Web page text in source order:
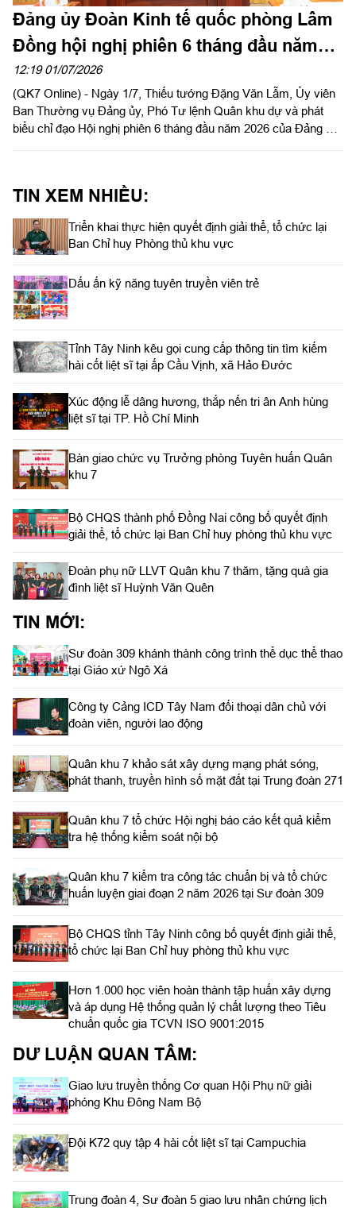
Đảng ủy Đoàn Kinh tế quốc phòng Lâm
Đồng hội nghị phiên 6 tháng đầu năm
2026
12:19 01/07/2026
(QK7 Online) - Ngày 1/7, Thiếu tướng Đặng Văn Lẫm, Ủy viên
Ban Thường vụ Đảng ủy, Phó Tư lệnh Quân khu dự và phát
biểu chỉ đạo Hội nghị phiên 6 tháng đầu năm 2026 của Đảng ủy
TIN XEM NHIỀU:
Triển khai thực hiện quyết định giải thể, tổ chức lại
Ban Chỉ huy Phòng thủ khu vực
Dấu ấn kỹ năng tuyên truyền viên trẻ
Tỉnh Tây Ninh kêu gọi cung cấp thông tin tìm kiếm
hài cốt liệt sĩ tại ấp Cầu Vịnh, xã Hảo Đước
Xúc động lễ dâng hương, thắp nến tri ân Anh hùng
liệt sĩ tại TP. Hồ Chí Minh
Bàn giao chức vụ Trưởng phòng Tuyên huấn Quân
khu 7
Bộ CHQS thành phố Đồng Nai công bố quyết định
giải thể, tổ chức lại Ban Chỉ huy phòng thủ khu vực
Đoàn phụ nữ LLVT Quân khu 7 thăm, tặng quà gia
đình liệt sĩ Huỳnh Văn Quên
TIN MỚI:
Sư đoàn 309 khánh thành công trình thể dục thể thao
tại Giáo xứ Ngô Xá
Công ty Cảng ICD Tây Nam đối thoại dân chủ với
đoàn viên, người lao động
Quân khu 7 khảo sát xây dựng mạng phát sóng,
phát thanh, truyền hình số mặt đất tại Trung đoàn 271
Quân khu 7 tổ chức Hội nghị báo cáo kết quả kiểm
tra hệ thống kiểm soát nội bộ
Quân khu 7 kiểm tra công tác chuẩn bị và tổ chức
huấn luyện giai đoạn 2 năm 2026 tại Sư đoàn 309
Bộ CHQS tỉnh Tây Ninh công bố quyết định giải thể,
tổ chức lại Ban Chỉ huy phòng thủ khu vực
Hơn 1.000 học viên hoàn thành tập huấn xây dựng
và áp dụng Hệ thống quản lý chất lượng theo Tiêu
chuẩn quốc gia TCVN ISO 9001:2015
DƯ LUẬN QUAN TÂM:
Giao lưu truyền thống Cơ quan Hội Phụ nữ giải
phóng Khu Đông Nam Bộ
Đội K72 quy tập 4 hài cốt liệt sĩ tại Campuchia
Trung đoàn 4, Sư đoàn 5 giao lưu nhân chứng lịch